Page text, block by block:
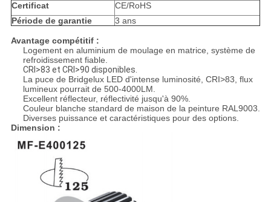
Certificat
CE/RoHS
Période de garantie
3 ans
Avantage compétitif :
Logement en aluminium de moulage en matrice, système de
refroidissement fiable.
CRI>83 et CRI>90 disponibles.
La puce de Bridgelux LED d'intense luminosité, CRI>83, flux
lumineux pourrait de 500-4000LM.
Excellent réflecteur, réflectivité jusqu'à 90%.
Couleur blanche standard de maison de la peinture RAL9003.
Diverses puissance et caractéristiques pour des options.
Dimension :